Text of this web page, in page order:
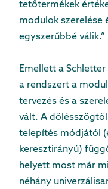
tetőtermékek
modulok szerelése
egyszerűbbé válik.”
Emellett a
a rendszert a
tervezés és a
vált. A
telepítés módjától
keresztirányú)
helyett most már
néhány